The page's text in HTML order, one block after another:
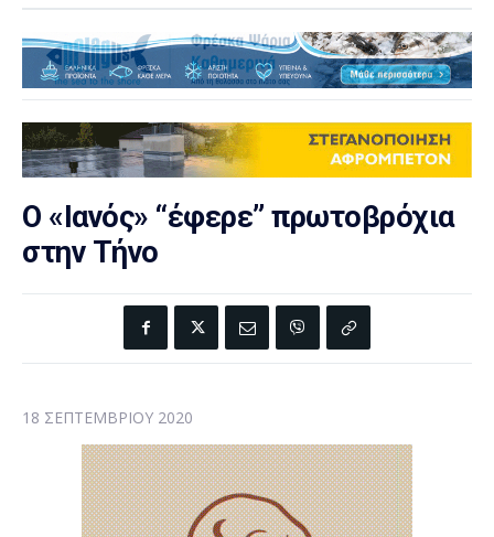
Ο «Ιανός» “έφερε” πρωτοβρόχια
στην Τήνο
18 ΣΕΠΤΕΜΒΡΊΟΥ 2020